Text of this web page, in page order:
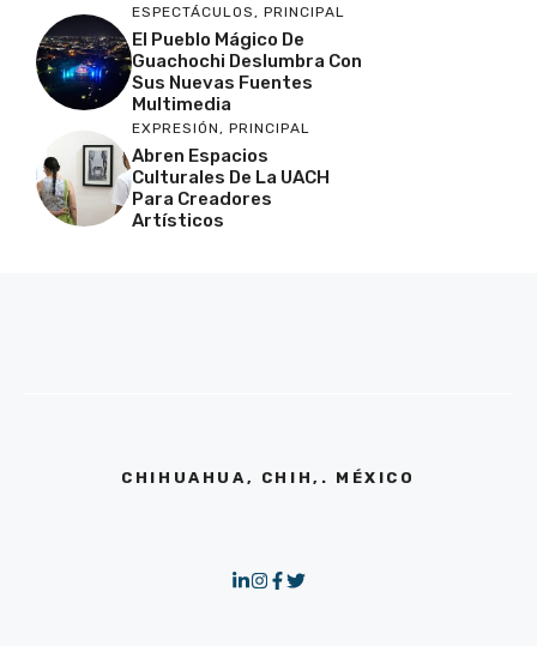
ESPECTÁCULOS , PRINCIPAL
El Pueblo Mágico De
Guachochi Deslumbra Con
Sus Nuevas Fuentes
Multimedia
EXPRESIÓN , PRINCIPAL
Abren Espacios
Culturales De La UACH
Para Creadores
Artísticos
CHIHUAHUA, CHIH,. MÉXICO